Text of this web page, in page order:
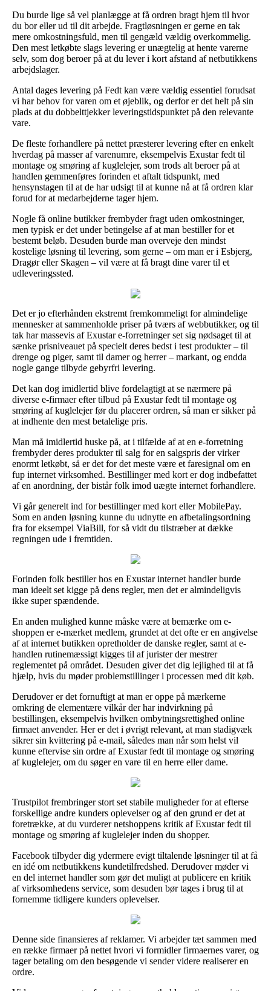
Du burde lige så vel planlægge at få ordren bragt hjem til hvor
du bor eller ud til dit arbejde. Fragtløsningen er gerne en tak
mere omkostningsfuld, men til gengæld vældig overkommelig.
Den mest letkøbte slags levering er unægtelig at hente varerne
selv, som dog beroer på at du lever i kort afstand af netbutikkens
arbejdslager.
Antal dages levering på Fedt kan være vældig essentiel forudsat
vi har behov for varen om et øjeblik, og derfor er det helt på sin
plads at du dobbelttjekker leveringstidspunktet på den relevante
vare.
De fleste forhandlere på nettet præsterer levering efter en enkelt
hverdag på masser af varenumre, eksempelvis Exustar fedt til
montage og smøring af kuglelejer, som trods alt beroer på at
handlen gemmenføres forinden et aftalt tidspunkt, med
hensynstagen til at de har udsigt til at kunne nå at få ordren klar
forud for at medarbejderne tager hjem.
Nogle få online butikker frembyder fragt uden omkostninger,
men typisk er det under betingelse af at man bestiller for et
bestemt beløb. Desuden burde man overveje den mindst
kostelige løsning til levering, som gerne – om man er i Esbjerg,
Dragør eller Skagen – vil være at få bragt dine varer til et
udleveringssted.
Det er jo efterhånden ekstremt fremkommeligt for almindelige
mennesker at sammenholde priser på tværs af webbutikker, og til
tak har massevis af Exustar e-forretninger set sig nødsaget til at
sænke prisniveauet på specielt deres bedst i test produkter – til
drenge og piger, samt til damer og herrer – markant, og endda
nogle gange tilbyde gebyrfri levering.
Det kan dog imidlertid blive fordelagtigt at se nærmere på
diverse e-firmaer efter tilbud på Exustar fedt til montage og
smøring af kuglelejer før du placerer ordren, så man er sikker på
at indhente den mest betalelige pris.
Man må imidlertid huske på, at i tilfælde af at en e-forretning
frembyder deres produkter til salg for en salgspris der virker
enormt letkøbt, så er det for det meste være et faresignal om en
fup internet virksomhed. Bestillinger med kort er dog indbefattet
af en anordning, der bistår folk imod uægte internet forhandlere.
Vi går generelt ind for bestillinger med kort eller MobilePay.
Som en anden løsning kunne du udnytte en afbetalingsordning
fra for eksempel ViaBill, for så vidt du tilstræber at dække
regningen ude i fremtiden.
Forinden folk bestiller hos en Exustar internet handler burde
man ideelt set kigge på dens regler, men det er almindeligvis
ikke super spændende.
En anden mulighed kunne måske være at bemærke om e-
shoppen er e-mærket medlem, grundet at det ofte er en angivelse
af at internet butikken opretholder de danske regler, samt at e-
handlen rutinemæssigt kigges til af jurister der mestrer
reglementet på området. Desuden giver det dig lejlighed til at få
hjælp, hvis du møder problemstillinger i processen med dit køb.
Derudover er det fornuftigt at man er oppe på mærkerne
omkring de elementære vilkår der har indvirkning på
bestillingen, eksempelvis hvilken ombytningsrettighed online
firmaet anvender. Her er det i øvrigt relevant, at man stadigvæk
sikrer sin kvittering på e-mail, således man når som helst vil
kunne eftervise sin ordre af Exustar fedt til montage og smøring
af kuglelejer, om du søger en vare til en herre eller dame.
Trustpilot frembringer stort set stabile muligheder for at efterse
forskellige andre kunders oplevelser og af den grund er det at
foretrække, at du vurderer netshoppens kritik af Exustar fedt til
montage og smøring af kuglelejer inden du shopper.
Facebook tilbyder dig ydermere evigt tiltalende løsninger til at få
en idé om netbutikkens kundetilfredshed. Derudover møder vi
en del internet handler som gør det muligt at publicere en kritik
af virksomhedens service, som desuden bør tages i brug til at
fornemme tidligere kunders oplevelser.
Denne side finansieres af reklamer. Vi arbejder tæt sammen med
en række firmaer på nettet hvori vi formidler firmaernes varer, og
tager betaling om den besøgende vi sender videre realiserer en
ordre.